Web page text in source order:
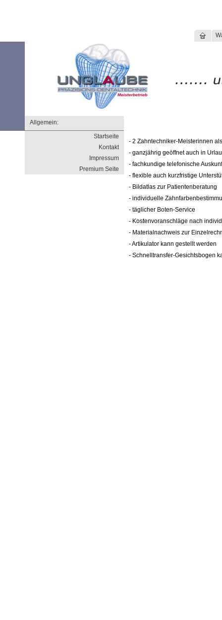
Allgemein:
Startseite
Kontakt
Impressum
Premium Seite
- 2 Zahntechniker-Meisterinnen
- ganzjährig geöffnet auch in
- fachkundige telefonische
- flexible auch kurzfristige
- Bildatlas zur Patientenberatung
- individuelle
- täglicher Boten-Service
- Kostenvoranschläge nach
- Materialnachweis zur
- Artikulator kann gestellt werden
- Schnelltransfer-Gesichtsbogen